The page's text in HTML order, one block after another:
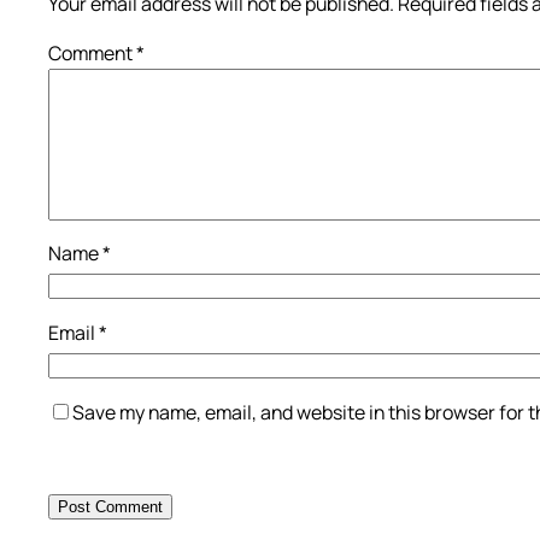
Comment*
Name*
Email*
Save my name, email, and website in this browser for